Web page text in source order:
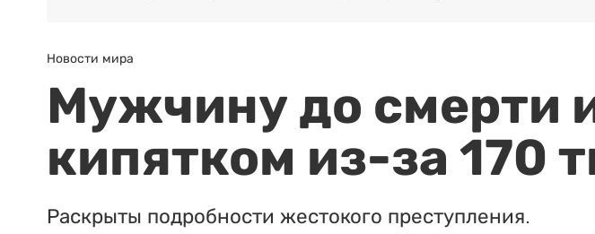
Новости мира
Мужчину до смерти
кипятком из-за 170
Раскрыты подробности жестокого преступления.